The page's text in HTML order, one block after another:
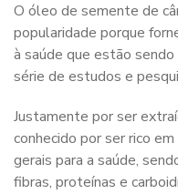
O óleo de semente de
popularidade porque
à saúde que estão
série de estudos e
Justamente por ser
conhecido por ser rico
gerais para a saúde,
fibras, proteínas e